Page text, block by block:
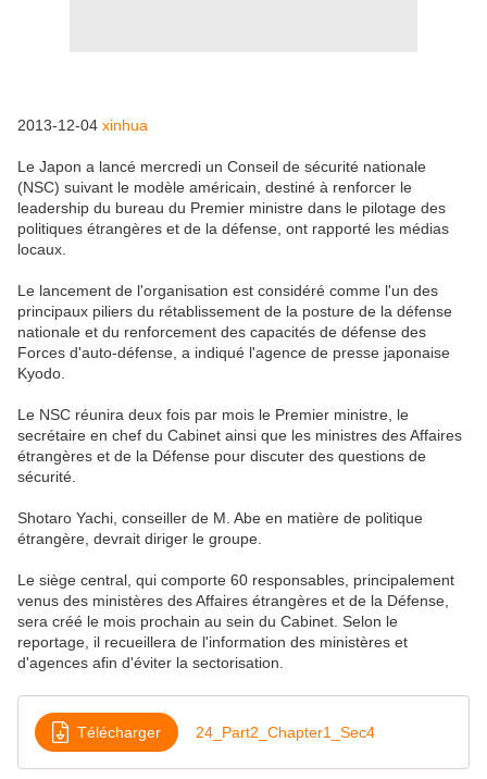
2013-12-04 xinhua
Le Japon a lancé mercredi un Conseil de sécurité nationale
(NSC) suivant le modèle américain, destiné à renforcer le
leadership du bureau du Premier ministre dans le pilotage des
politiques étrangères et de la défense, ont rapporté les médias
locaux.
Le lancement de l'organisation est considéré comme l'un des
principaux piliers du rétablissement de la posture de la défense
nationale et du renforcement des capacités de défense des
Forces d'auto-défense, a indiqué l'agence de presse japonaise
Kyodo.
Le NSC réunira deux fois par mois le Premier ministre, le
secrétaire en chef du Cabinet ainsi que les ministres des Affaires
étrangères et de la Défense pour discuter des questions de
sécurité.
Shotaro Yachi, conseiller de M. Abe en matière de politique
étrangère, devrait diriger le groupe.
Le siège central, qui comporte 60 responsables, principalement
venus des ministères des Affaires étrangères et de la Défense,
sera créé le mois prochain au sein du Cabinet. Selon le
reportage, il recueillera de l'information des ministères et
d'agences afin d'éviter la sectorisation.
Télécharger 24_Part2_Chapter1_Sec4